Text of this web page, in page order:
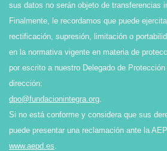
sus datos no serán objeto de transferencias
Finalmente, le recordamos que puede
rectificación, supresión, limitación o
en la normativa vigente en materia de
por escrito a nuestro Delegado de
dirección:
dpo@fundacionintegra.org.
Si no está conforme y considera que sus
puede presentar una reclamación ante la
www.aepd.es.